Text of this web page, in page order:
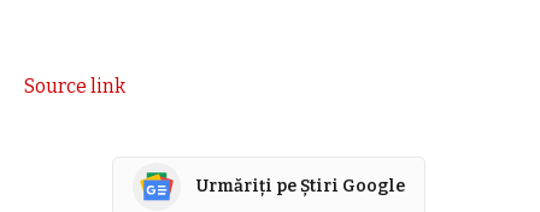
Source link
Urmăriți pe Știri Google